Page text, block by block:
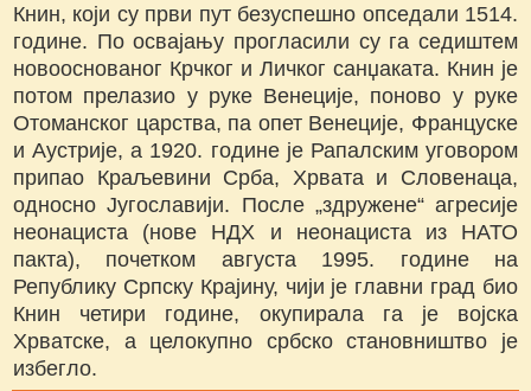
Книн, који су први пут безуспешно опседали 1514.
године. По освајању прогласили су га седиштем
новооснованог Крчког и Личког санџаката. Книн је
потом прелазио у руке Венеције, поново у руке
Отоманског царства, па опет Венеције, Француске
и Аустрије, а 1920. године је Рапалским уговором
припао Краљевини Срба, Хрвата и Словенаца,
односно Југославији. После „здружене“ агресије
неонациста (нове НДХ и неонациста из НАТО
пакта), почетком августа 1995. године на
Републику Српску Крајину, чији је главни град био
Книн четири године, окупирала га је војска
Хрватске, а целокупно србско становништво је
избегло.